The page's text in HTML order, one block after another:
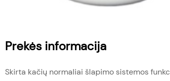
Prekės informacija
Skirta kačių normaliai šlapimo sistemos